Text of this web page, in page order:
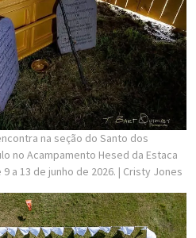
na seção do Santo dos
no Acampamento Hesed da Estaca
a 13 de junho de 2026. | Cristy Jones